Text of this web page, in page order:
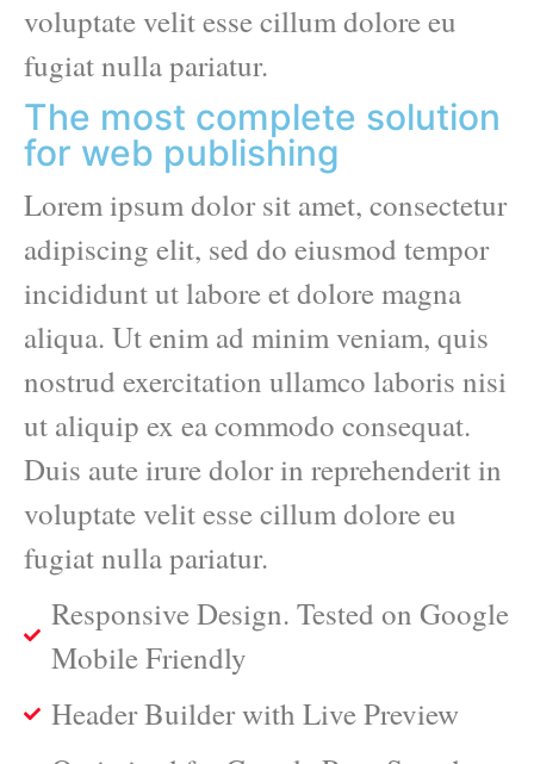
voluptate velit esse cillum dolore eu
fugiat nulla pariatur.
The most complete solution
for web publishing
Lorem ipsum dolor sit amet, consectetur
adipiscing elit, sed do eiusmod tempor
incididunt ut labore et dolore magna
aliqua. Ut enim ad minim veniam, quis
nostrud exercitation ullamco laboris nisi
ut aliquip ex ea commodo consequat.
Duis aute irure dolor in reprehenderit in
voluptate velit esse cillum dolore eu
fugiat nulla pariatur.
Responsive Design. Tested on Google
Mobile Friendly
Header Builder with Live Preview